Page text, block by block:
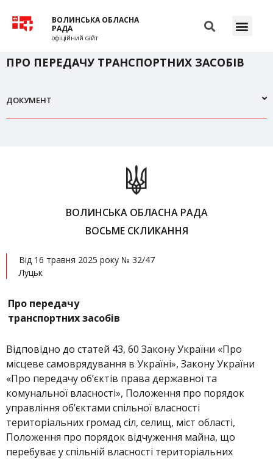
ВОЛИНСЬКА ОБЛАСНА
РАДА
офіційний сайт
ПРО ПЕРЕДАЧУ ТРАНСПОРТНИХ ЗАСОБІВ
ДОКУМЕНТ
ВОЛИНСЬКА ОБЛАСНА РАДА
ВОСЬМЕ СКЛИКАННЯ
Від 16 травня 2025 року № 32/47
Луцьк
Про передачу
транспортних засобів
Відповідно до статей 43, 60 Закону України «Про
місцеве самоврядування в Україні», Закону України
«Про передачу об’єктів права державної та
комунальної власності», Положення про порядок
управління об’єктами спільної власності
територіальних громад сіл, селищ, міст області,
Положення про порядок відчуження майна, що
перебуває у спільній власності територіальних